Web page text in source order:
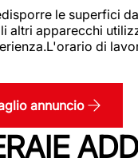
le superfici
altri apparecchi
di
annuncio